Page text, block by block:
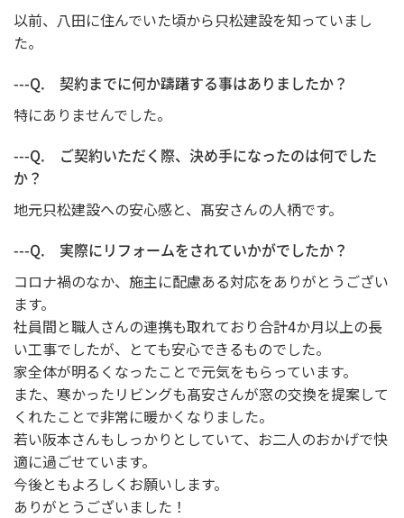
以前、八田に住んでいた頃から只松建設を知っていまし
た。
---Q. 契約までに何か躊躇する事はありましたか？
特にありませんでした。
---Q. ご契約いただく際、決め手になったのは何でした
か？
地元只松建設への安心感と、髙安さんの人柄です。
---Q. 実際にリフォームをされていかがでしたか？
コロナ禍のなか、施主に配慮ある対応をありがとうござい
ます。
社員間と職人さんの連携も取れており合計4か月以上の長
い工事でしたが、とても安心できるものでした。
家全体が明るくなったことで元気をもらっています。
また、寒かったリビングも髙安さんが窓の交換を提案して
くれたことで非常に暖かくなりました。
若い阪本さんもしっかりとしていて、お二人のおかげで快
適に過ごせています。
今後ともよろしくお願いします。
ありがとうございました！